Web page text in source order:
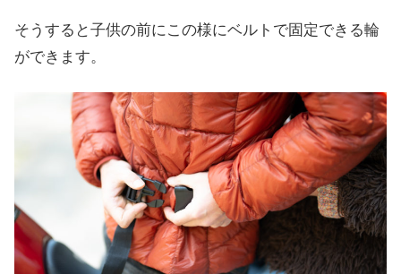
そうすると子供の前にこの様にベルトで固定できる輪
ができます。